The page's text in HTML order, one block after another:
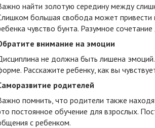
найти золотую середину между
большая свобода может привести
чувство бунта. Разумное
внимание на эмоции
не должна быть лишена
Расскажите ребенку, как вы
родителей
помнить, что родители также
постоянное обучение для взрослых.
с ребенком.